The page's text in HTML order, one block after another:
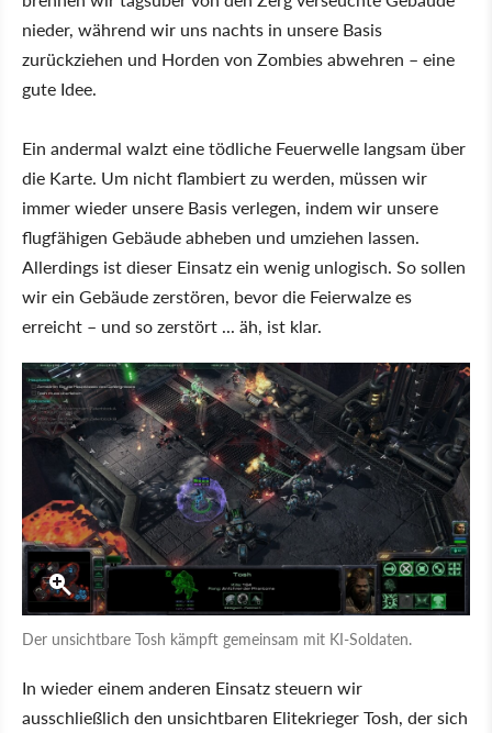
nieder, während wir uns nachts in unsere Basis
zurückziehen und Horden von Zombies abwehren – eine
gute Idee.
Ein andermal walzt eine tödliche Feuerwelle langsam über
die Karte. Um nicht flambiert zu werden, müssen wir
immer wieder unsere Basis verlegen, indem wir unsere
flugfähigen Gebäude abheben und umziehen lassen.
Allerdings ist dieser Einsatz ein wenig unlogisch. So sollen
wir ein Gebäude zerstören, bevor die Feierwalze es
erreicht – und so zerstört ... äh, ist klar.
Der unsichtbare Tosh kämpft gemeinsam mit KI-Soldaten.
In wieder einem anderen Einsatz steuern wir
ausschließlich den unsichtbaren Elitekrieger Tosh, der sich